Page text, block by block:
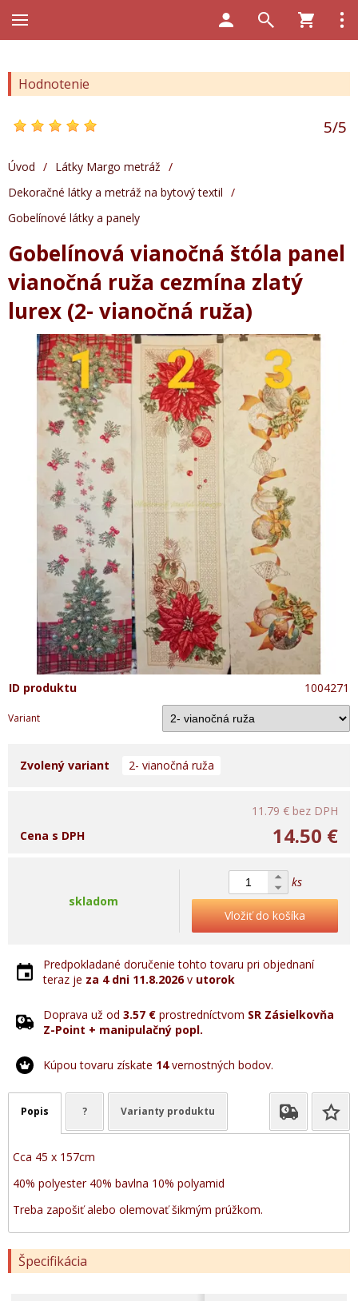
Hodnotenie
5/5
Úvod / Látky Margo metráž /
Dekoračné látky a metráž na bytový textil /
Gobelínové látky a panely
Gobelínová vianočná štóla panel
vianočná ruža cezmína zlatý
lurex (2- vianočná ruža)
ID produktu 1004271
Variant
Zvolený variant 2- vianočná ruža
11.79 € bez DPH
14.50 €
Cena s DPH
skladom
ks
Vložiť do košíka
Predpokladané doručenie tohto tovaru pri objednaní
teraz je za 4 dni 11.8.2026v utorok
Doprava už od 3.57 € prostredníctvom SR Zásielkovňa
Z-Point + manipulačný popl.
Kúpou tovaru získate 14vernostných bodov.
Popis ? Varianty produktu
Cca 45 x 157cm
40% polyester 40% bavlna 10% polyamid
Treba zapošiť alebo olemovať šikmým prúžkom.
Špecifikácia